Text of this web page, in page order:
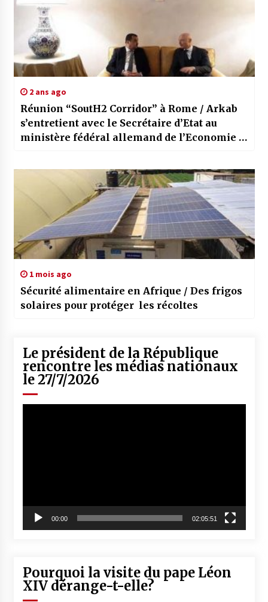
2 ans ago
Réunion “SoutH2 Corridor” à Rome / Arkab
s’entretient avec le Secrétaire d’Etat au
ministère fédéral allemand de l’Economie et
1 mois ago
Sécurité alimentaire en Afrique / Des frigos
solaires pour protéger les récoltes
Le président de la République
rencontre les médias nationaux
le 27/7/2026
00:00 02:05:51
Pourquoi la visite du pape Léon
XIV dérange-t-elle?